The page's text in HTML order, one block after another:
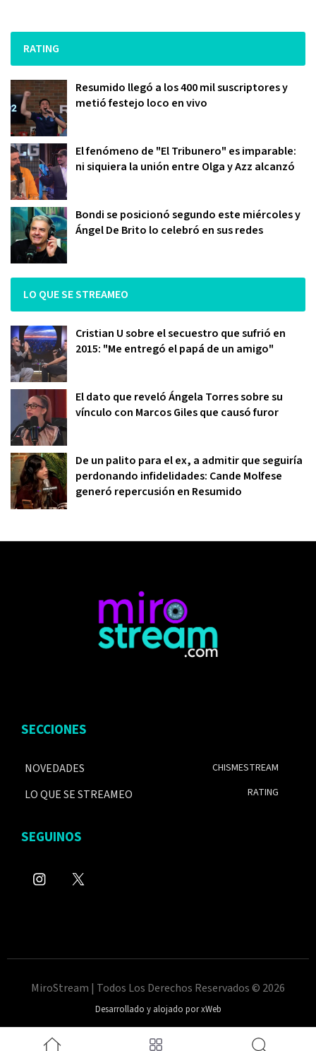
RATING
Resumido llegó a los 400 mil suscriptores y
metió festejo loco en vivo
El fenómeno de "El Tribunero" es imparable:
ni siquiera la unión entre Olga y Azz alcanzó
Bondi se posicionó segundo este miércoles y
Ángel De Brito lo celebró en sus redes
LO QUE SE STREAMEO
Cristian U sobre el secuestro que sufrió en
2015: "Me entregó el papá de un amigo"
El dato que reveló Ángela Torres sobre su
vínculo con Marcos Giles que causó furor
De un palito para el ex, a admitir que seguiría
perdonando infidelidades: Cande Molfese
generó repercusión en Resumido
SECCIONES
NOVEDADES
LO QUE SE STREAMEO
CHISMESTREAM
RATING
SEGUINOS
MiroStream | Todos Los Derechos Reservados © 2026
Desarrollado y alojado por xWeb